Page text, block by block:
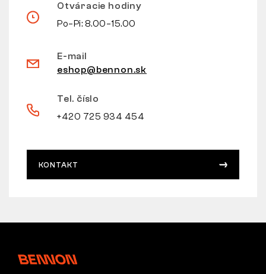
Otváracie hodiny
Po–Pi: 8.00–15.00
E-mail
eshop@bennon.sk
Tel. číslo
+420 725 934 454
KONTAKT